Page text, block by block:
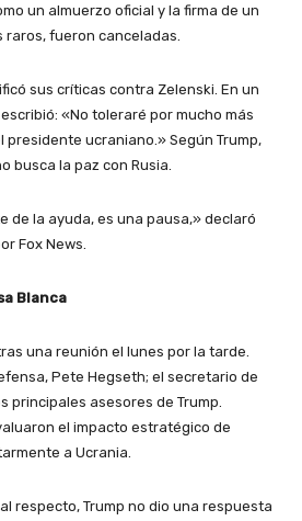
un almuerzo oficial y la firma de un
fueron canceladas.
sus críticas contra Zelenski. En un
«No toleraré por mucho más
presidente ucraniano.» Según Trump,
busca la paz con Rusia.
de la ayuda, es una pausa,» declaró
Fox News.
Blanca
una reunión el lunes por la tarde.
Pete Hegseth; el secretario de
principales asesores de Trump.
el impacto estratégico de
a Ucrania.
respecto, Trump no dio una respuesta